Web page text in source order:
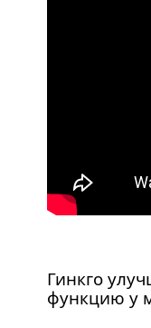
Гинкго
функцию у